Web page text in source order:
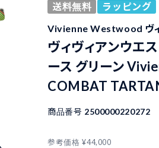
送料無料
ラッピング
Vivienne Westwood ヴィ
ヴィヴィアンウエ
ース グリーン
COMBAT
商品番号 2500000220272
参考価格 ¥44,000